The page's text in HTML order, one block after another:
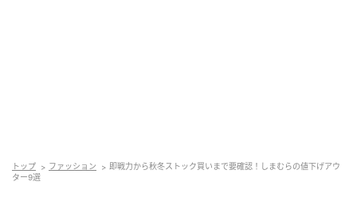
ベーシックなデザインだからこそボタンが映え、コー
ディネートをワンランク上に格上げしてくれるほか、
トップ ファッション
即戦力から秋冬ストック買いまで要確認！しまむらの値下げアウ
ター9選